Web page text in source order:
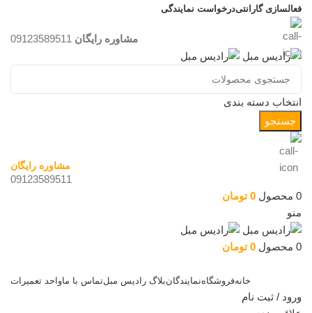
فعالسازی گارانتیدرخواست نمایندگی
مشاوره رایگان
انتخاب دسته بندی
جستجو
مشاوره رایگان
09123589511
0 محصول 0 تومان
منو
0 محصول 0 تومان
خانهفروشگاهنمایندگانبلاگ رادیس مبلتماس با ماواحد تعمیرات
ورود / ثبت نام